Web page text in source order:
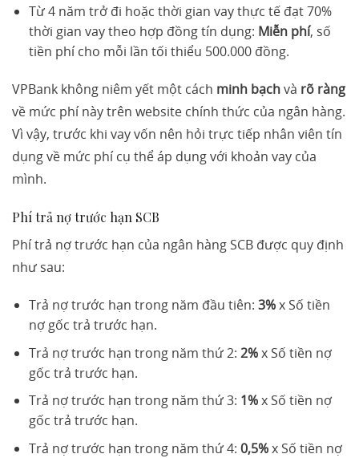
Từ 4 năm trở đi hoặc thời gian vay thực tế đạt 70%
thời gian vay theo hợp đồng tín dụng: Miễn phí, số
tiền phí cho mỗi lần tối thiểu 500.000 đồng.
VPBank không niêm yết một cách minh bạchvà rõ ràng
về mức phí này trên website chính thức của ngân hàng.
Vì vậy, trước khi vay vốn nên hỏi trực tiếp nhân viên tín
dụng về mức phí cụ thể áp dụng với khoản vay của
mình.
Phí trả nợ trước hạn SCB
Phí trả nợ trước hạn của ngân hàng SCB được quy định
như sau:
Trả nợ trước hạn trong năm đầu tiên: 3%x Số tiền
nợ gốc trả trước hạn.
Trả nợ trước hạn trong năm thứ 2: 2%x Số tiền nợ
gốc trả trước hạn.
Trả nợ trước hạn trong năm thứ 3: 1%x Số tiền nợ
gốc trả trước hạn.
Trả nợ trước hạn trong năm thứ 4: 0,5%x Số tiền nợ